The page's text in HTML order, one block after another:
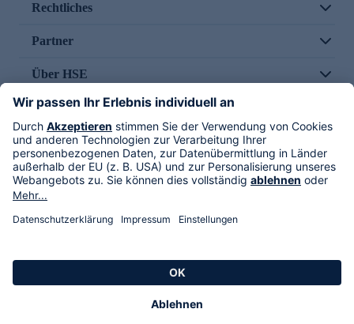
Rechtliches
Partner
Über HSE
Im TV
HSE International